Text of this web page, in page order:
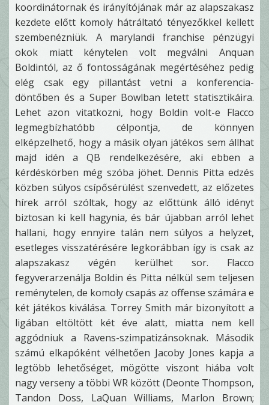
koordinátornak és irányítójának már az alapszakasz
kezdete előtt komoly hátráltató tényezőkkel kellett
szembenézniük. A marylandi franchise pénzügyi
okok miatt kénytelen volt megválni Anquan
Boldintól, az ő fontosságának megértéséhez pedig
elég csak egy pillantást vetni a konferencia-
döntőben és a Super Bowlban letett statisztikáira.
Lehet azon vitatkozni, hogy Boldin volt-e Flacco
legmegbízhatóbb célpontja, de könnyen
elképzelhető, hogy a másik olyan játékos sem állhat
majd idén a QB rendelkezésére, aki ebben a
kérdéskörben még szóba jöhet. Dennis Pitta edzés
közben súlyos csípősérülést szenvedett, az előzetes
hírek arról szóltak, hogy az előttünk álló idényt
biztosan ki kell hagynia, és bár újabban arról lehet
hallani, hogy ennyire talán nem súlyos a helyzet,
esetleges visszatérésére legkorábban így is csak az
alapszakasz végén kerülhet sor. Flacco
fegyverarzenálja Boldin és Pitta nélkül sem teljesen
reménytelen, de komoly csapás az offense számára e
két játékos kiválása. Torrey Smith már bizonyított a
ligában eltöltött két éve alatt, miatta nem kell
aggódniuk a Ravens-szimpatizánsoknak. Második
számú elkapóként vélhetően Jacoby Jones kapja a
legtöbb lehetőséget, mögötte viszont hiába volt
nagy verseny a többi WR között (Deonte Thompson,
Tandon Doss, LaQuan Williams, Marlon Brown;